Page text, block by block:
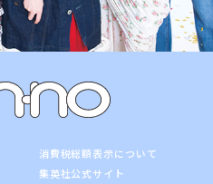
消費税総額表示について
集英社公式サイト